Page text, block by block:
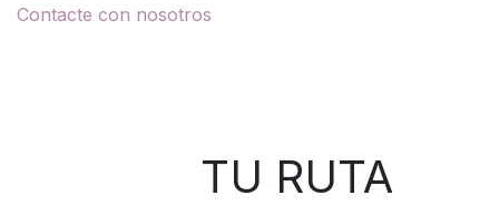
Contacte con nosotros
TU RUTA